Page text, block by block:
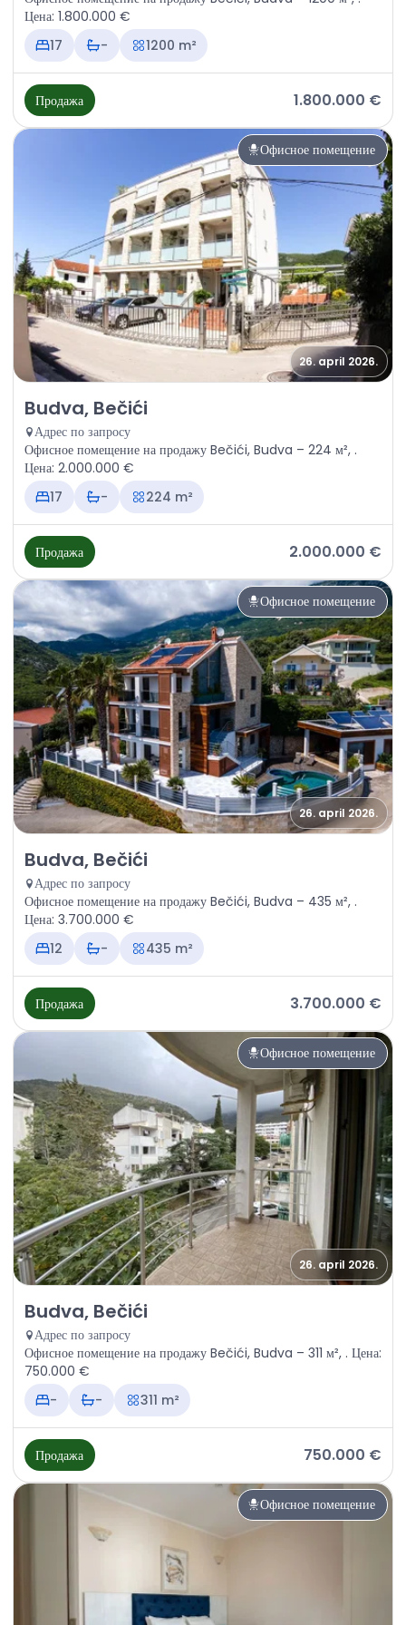
Цена: 1.800.000 €
17
- 1200 m²
Продажа 1.800.000 €
Офисное помещение
26. april 2026.
Продажа - Офисное помещение Budva, Bečići
Budva, Bečići
Адрес по запросу
Офисное помещение на продажу Bečići, Budva – 224 м², .
Цена: 2.000.000 €
17
- 224 m²
Продажа 2.000.000 €
Офисное помещение
26. april 2026.
Продажа - Офисное помещение Budva, Bečići
Budva, Bečići
Адрес по запросу
Офисное помещение на продажу Bečići, Budva – 435 м², .
Цена: 3.700.000 €
12
- 435 m²
Продажа 3.700.000 €
Офисное помещение
26. april 2026.
Продажа - Офисное помещение Budva, Bečići
Budva, Bečići
Адрес по запросу
Офисное помещение на продажу Bečići, Budva – 311 м², . Цена:
750.000 €
-
- 311 m²
Продажа 750.000 €
Офисное помещение